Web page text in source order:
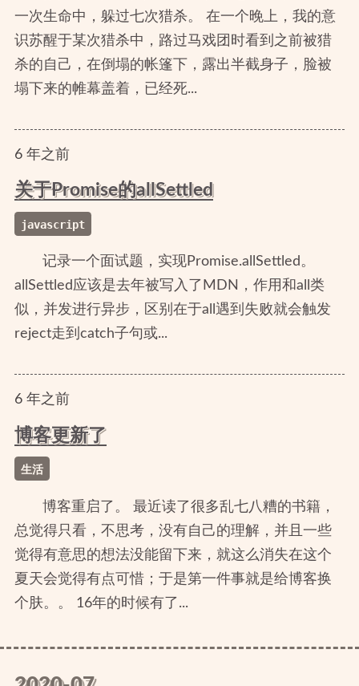
一次生命中，躲过七次猎杀。 在一个晚上，我的意
识苏醒于某次猎杀中，路过马戏团时看到之前被猎
杀的自己，在倒塌的帐篷下，露出半截身子，脸被
塌下来的帷幕盖着，已经死...
6年之前
关于Promise的allSettled
javascript
记录一个面试题，实现Promise.allSettled。
allSettled应该是去年被写入了MDN，作用和all类
似，并发进行异步，区别在于all遇到失败就会触发
reject走到catch子句或...
6年之前
博客更新了
生活
博客重启了。 最近读了很多乱七八糟的书籍，
总觉得只看，不思考，没有自己的理解，并且一些
觉得有意思的想法没能留下来，就这么消失在这个
夏天会觉得有点可惜；于是第一件事就是给博客换
个肤。。 16年的时候有了...